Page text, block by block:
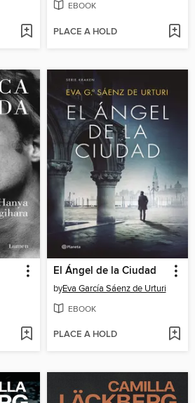
EBOOK
PLACE A HOLD
El Ángel de la Ciudad
byEva García Sáenz de Urturi
EBOOK
PLACE A HOLD